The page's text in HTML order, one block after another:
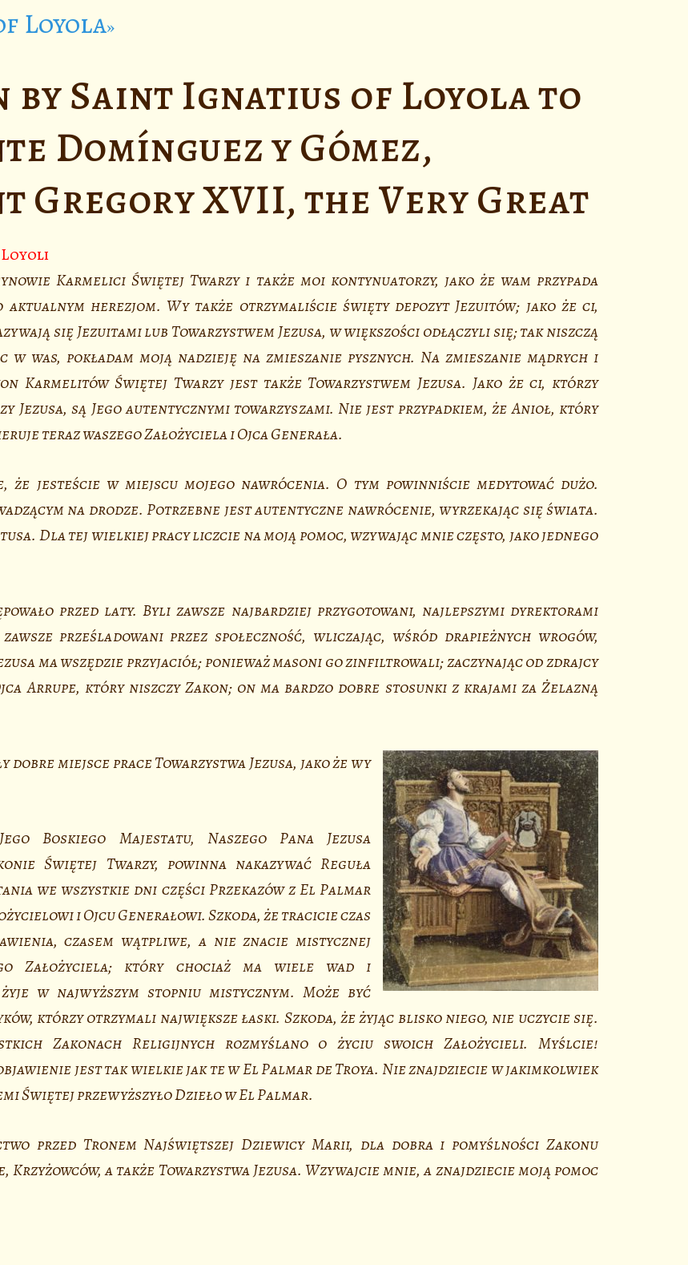
Loyola
by Saint Ignatius of Loyola to
Domínguez y Gómez,
Gregory XVII, the Very Great
Loyoli
Karmelici Świętej Twarzy i także moi kontynuatorzy, jako że wam przypada
aktualnym herezjom. Wy także otrzymaliście święty depozyt Jezuitów; jako że ci,
się Jezuitami lub Towarzystwem Jezusa, w większości odłączyli się; tak niszczą
w was, pokładam moją nadzieję na zmieszanie pysznych. Na zmieszanie mądrych i
Karmelitów Świętej Twarzy jest także Towarzystwem Jezusa. Jako że ci, którzy
Jezusa, są Jego autentycznymi towarzyszami. Nie jest przypadkiem, że Anioł, który
teraz waszego Założyciela i Ojca Generała.
że jesteście w miejscu mojego nawrócenia. O tym powinniście medytować dużo.
na drodze. Potrzebne jest autentyczne nawrócenie, wyrzekając się świata.
Dla tej wielkiej pracy liczcie na moją pomoc, wzywając mnie często, jako jednego
przed laty. Byli zawsze najbardziej przygotowani, najlepszymi dyrektorami
prześladowani przez społeczność, wliczając, wśród drapieżnych wrogów,
ma wszędzie przyjaciół; ponieważ masoni go zinfiltrowali; zaczynając od zdrajcy
Arrupe, który niszczy Zakon; on ma bardzo dobre stosunki z krajami za Żelazną
dobre miejsce prace Towarzystwa Jezusa, jako że wy
Boskiego Majestatu, Naszego Pana Jezusa
Świętej Twarzy, powinna nakazywać Reguła
we wszystkie dni części Przekazów z El Palmar
i Ojcu Generałowi. Szkoda, że tracicie czas
czasem wątpliwe, a nie znacie mistycznej
Założyciela; który chociaż ma wiele wad i
w najwyższym stopniu mistycznym. Może być
którzy otrzymali największe łaski. Szkoda, że żyjąc blisko niego, nie uczycie się.
Zakonach Religijnych rozmyślano o życiu swoich Założycieli. Myślcie!
jest tak wielkie jak te w El Palmar de Troya. Nie znajdziecie w jakimkolwiek
Świętej przewyższyło Dzieło w El Palmar.
przed Tronem Najświętszej Dziewicy Marii, dla dobra i pomyślności Zakonu
a także Towarzystwa Jezusa. Wzywajcie mnie, a znajdziecie moją pomoc